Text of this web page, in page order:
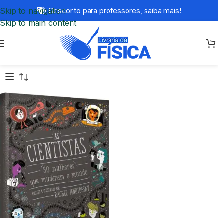
Skip to navigation
Skip to main content
Desconto para professores, saiba mais!